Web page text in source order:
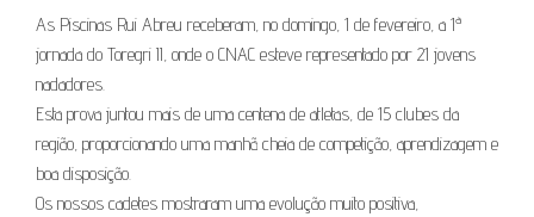
As Piscinas Rui Abreu receberam, no domingo, 1 de fevereiro, a 1ª
jornada do Toregri II, onde o CNAC esteve representado por 21 jovens
nadadores.
Esta prova juntou mais de uma centena de atletas, de 15 clubes da
região, proporcionando uma manhã cheia de competição, aprendizagem e
boa disposição.
Os nossos cadetes mostraram uma evolução muito positiva,